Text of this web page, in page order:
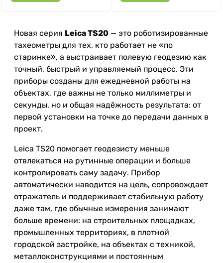
Новая серия Leica TS20 — это роботизированные
тахеометры для тех, кто работает не «по
старинке», а выстраивает полевую геодезию как
точный, быстрый и управляемый процесс. Эти
приборы созданы для ежедневной работы на
объектах, где важны не только миллиметры и
секунды, но и общая надёжность результата: от
первой установки на точке до передачи данных в
проект.
Leica TS20 помогает геодезисту меньше
отвлекаться на рутинные операции и больше
контролировать саму задачу. Прибор
автоматически наводится на цель, сопровождает
отражатель и поддерживает стабильную работу
даже там, где обычные измерения занимают
больше времени: на строительных площадках,
промышленных территориях, в плотной
городской застройке, на объектах с техникой,
металлоконструкциями и постоянным